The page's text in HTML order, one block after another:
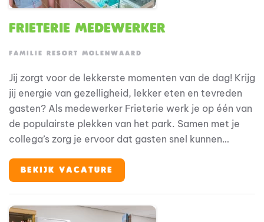
Frieterie medewerker
FAMILIE RESORT MOLENWAARD
Jij zorgt voor de lekkerste momenten van de dag! Krijg
jij energie van gezelligheid, lekker eten en tevreden
gasten? Als medewerker Frieterie werk je op één van
de populairste plekken van het park. Samen met je
collega’s zorg je ervoor dat gasten snel kunnen
ijsjes. Bij Familie Resort Molenwaard draait alles om
beleving voor gezinnen met jonge kinderen. En jij? Jij
glimlach en een gezellige sfeer.
BEKIJK VACATURE